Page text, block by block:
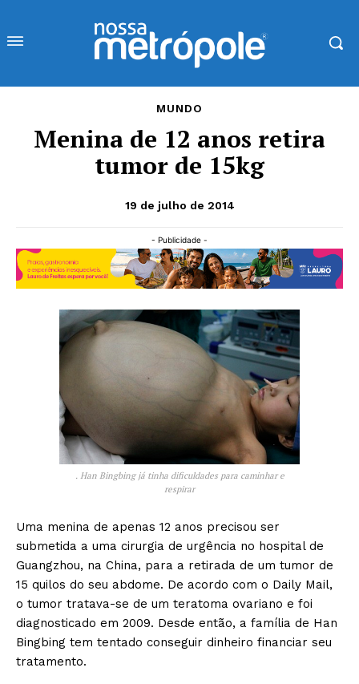
MUNDO
Menina de 12 anos retira
tumor de 15kg
19 de julho de 2014
- Publicidade -
. Han Bingbing já tinha dificuldades para caminhar e
respirar
Uma menina de apenas 12 anos precisou ser
submetida a uma cirurgia de urgência no hospital de
Guangzhou, na China, para a retirada de um tumor de
15 quilos do seu abdome. De acordo com o Daily Mail,
o tumor tratava-se de um teratoma ovariano e foi
diagnosticado em 2009. Desde então, a família de Han
Bingbing tem tentado conseguir dinheiro financiar seu
tratamento.